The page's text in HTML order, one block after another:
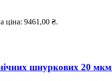
ціна: 9461,00 ₴.
шнуркових 20